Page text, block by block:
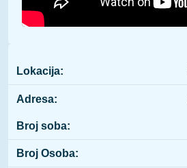
Lokacija:
Adresa:
Broj soba:
Broj Osoba: